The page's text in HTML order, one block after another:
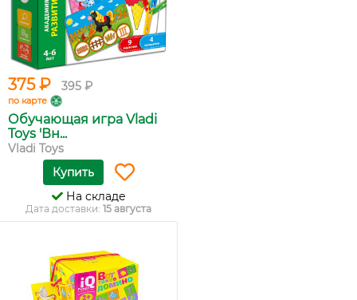
375 ₽ 395 ₽
по карте
Обучающая игра Vladi
Toys 'Вн...
Vladi Toys
Купить
На складе
Дата доставки: 15 августа